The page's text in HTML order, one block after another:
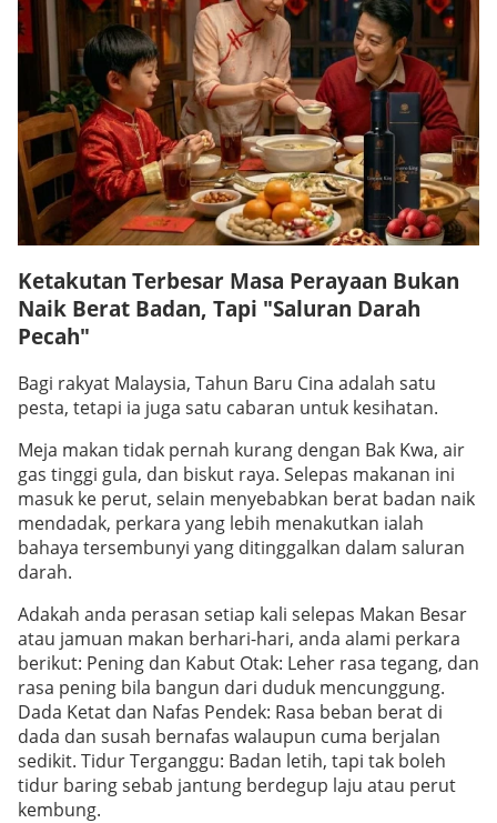
Ketakutan Terbesar Masa Perayaan Bukan
Naik Berat Badan, Tapi "Saluran Darah
Pecah"
Bagi rakyat Malaysia, Tahun Baru Cina adalah satu
pesta, tetapi ia juga satu cabaran untuk kesihatan.
Meja makan tidak pernah kurang dengan Bak Kwa, air
gas tinggi gula, dan biskut raya. Selepas makanan ini
masuk ke perut, selain menyebabkan berat badan naik
mendadak, perkara yang lebih menakutkan ialah
bahaya tersembunyi yang ditinggalkan dalam saluran
darah.
Adakah anda perasan setiap kali selepas Makan Besar
atau jamuan makan berhari-hari, anda alami perkara
berikut: Pening dan Kabut Otak: Leher rasa tegang, dan
rasa pening bila bangun dari duduk mencunggung.
Dada Ketat dan Nafas Pendek: Rasa beban berat di
dada dan susah bernafas walaupun cuma berjalan
sedikit. Tidur Terganggu: Badan letih, tapi tak boleh
tidur baring sebab jantung berdegup laju atau perut
kembung.